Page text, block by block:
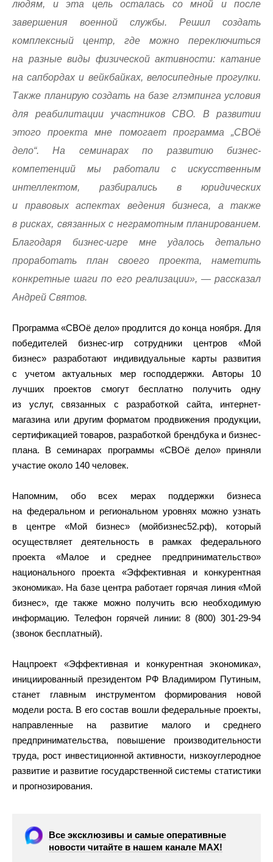
людям, и эта цель осталась со мной и после
завершения военной службы. Решил создать
комплексный центр, где можно переключиться
на разные виды физической активности: катание
на сапбордах и вейкбайках, велосипедные прогулки.
Также планирую создать на базе глэмпинга условия
для реабилитации участников СВО. В развитии
этого проекта мне помогает программа „СВОё
дело“. На семинарах по развитию бизнес-
компетенций мы работали с искусственным
интеллектом, разбирались в юридических
и правовых аспектах ведения бизнеса, а также
в рисках, связанных с неграмотным планированием.
Благодаря бизнес-игре мне удалось детально
проработать план своего проекта, наметить
конкретные шаги по его реализации», — рассказал
Андрей Святов.
Программа «СВОё дело» продлится до конца ноября. Для
победителей бизнес-игр сотрудники центров «Мой
бизнес» разработают индивидуальные карты развития
с учетом актуальных мер господдержки. Авторы 10
лучших проектов смогут бесплатно получить одну
из услуг, связанных с разработкой сайта, интернет-
магазина или другим форматом продвижения продукции,
сертификацией товаров, разработкой брендбука и бизнес-
плана. В семинарах программы «СВОё дело» приняли
участие около 140 человек.
Напомним, обо всех мерах поддержки бизнеса
на федеральном и региональном уровнях можно узнать
в центре «Мой бизнес» (мойбизнес52.рф), который
осуществляет деятельность в рамках федерального
проекта «Малое и среднее предпринимательство»
национального проекта «Эффективная и конкурентная
экономика». На базе центра работает горячая линия «Мой
бизнес», где также можно получить всю необходимую
информацию. Телефон горячей линии: 8 (800) 301-29-94
(звонок бесплатный).
Нацпроект «Эффективная и конкурентная экономика»,
инициированный президентом РФ Владимиром Путиным,
станет главным инструментом формирования новой
модели роста. В его состав вошли федеральные проекты,
направленные на развитие малого и среднего
предпринимательства, повышение производительности
труда, рост инвестиционной активности, низкоуглеродное
развитие и развитие государственной системы статистики
и прогнозирования.
Все эксклюзивы и самые оперативные
новости читайте в нашем канале МАХ!